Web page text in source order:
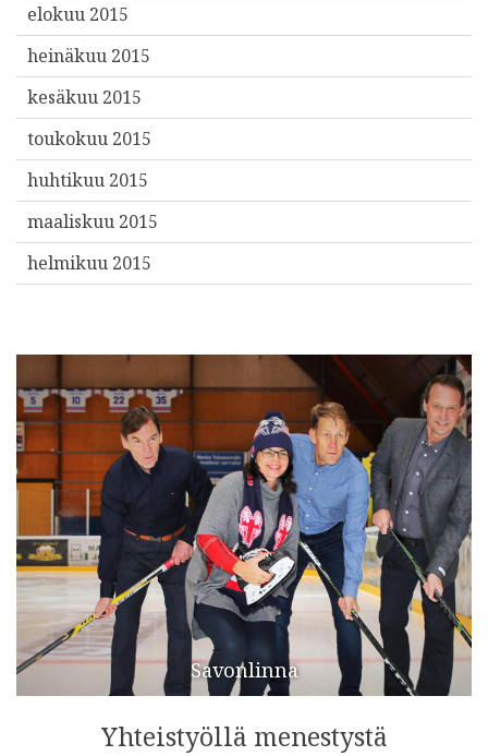
elokuu 2015
heinäkuu 2015
kesäkuu 2015
toukokuu 2015
huhtikuu 2015
maaliskuu 2015
helmikuu 2015
Savonlinna
Yhteistyöllä menestystä